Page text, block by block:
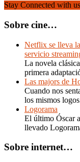
Stay Connected with us
Sobre cine…
Netflix se lleva
servicio
La novela
primera
Las majors de
Cuando nos
los mismos
Logorama
El último Óscar
llevado
Sobre internet…